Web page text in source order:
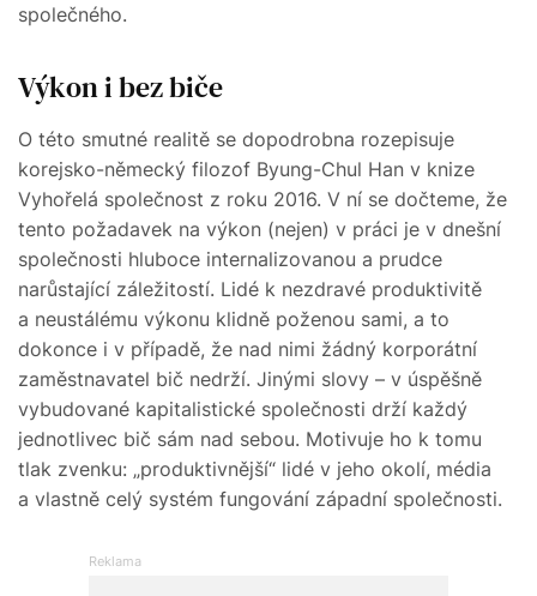
společného.
Výkon i bez biče
O této smutné realitě se dopodrobna rozepisuje
korejsko-německý filozof Byung-Chul Han v knize
Vyhořelá společnost z roku 2016. V ní se dočteme, že
tento požadavek na výkon (nejen) v práci je v dnešní
společnosti hluboce internalizovanou a prudce
narůstající záležitostí. Lidé k nezdravé produktivitě
a neustálému výkonu klidně poženou sami, a to
dokonce i v případě, že nad nimi žádný korporátní
zaměstnavatel bič nedrží. Jinými slovy – v úspěšně
vybudované kapitalistické společnosti drží každý
jednotlivec bič sám nad sebou. Motivuje ho k tomu
tlak zvenku: „produktivnější“ lidé v jeho okolí, média
a vlastně celý systém fungování západní společnosti.